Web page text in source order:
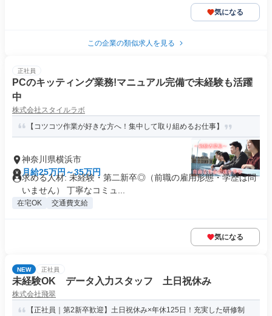
気になる
この企業の類似求人を見る
正社員
PCのキッティング業務!マニュアル完備で未経験も活躍
中
株式会社スタイルラボ
【コツコツ作業が好きな方へ！集中して取り組めるお仕事】
神奈川県横浜市
月給25万円～35万円
求める人材: 未経験・第二新卒◎（前職の雇用形態・学歴は問
いません） 丁寧なコミュ...
在宅OK 交通費支給
気になる
NEW 正社員
未経験OK データ入力スタッフ 土日祝休み
株式会社飛翠
【正社員｜第2新卒歓迎】土日祝休み×年休125日！充実した研修制